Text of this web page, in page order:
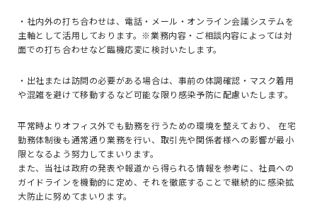
・社内外の打ち合わせは、電話・メール・オンライン会議システムを
主軸として活用しております。※業務内容・ご相談内容によっては対
面での打ち合わせなど臨機応変に検討いたします。
・出社または訪問の必要がある場合は、事前の体調確認・マスク着用
や混雑を避けて移動するなど可能な限り感染予防に配慮いたします。
平常時よりオフィス外でも勤務を行うための環境を整えており、 在宅
勤務体制後も通常通り業務を行い、取引先や関係者様への影響が最小
限となるよう努力してまいります。
また、当社は政府の発表や報道から得られる情報を参考に、社員への
ガイドラインを機動的に定め、それを徹底することで継続的に感染拡
大防止に努めてまいります。